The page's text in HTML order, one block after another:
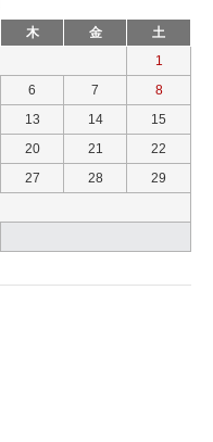
木 金 土
1
6 7
8
13 14
15
20 21
22
27 28
29